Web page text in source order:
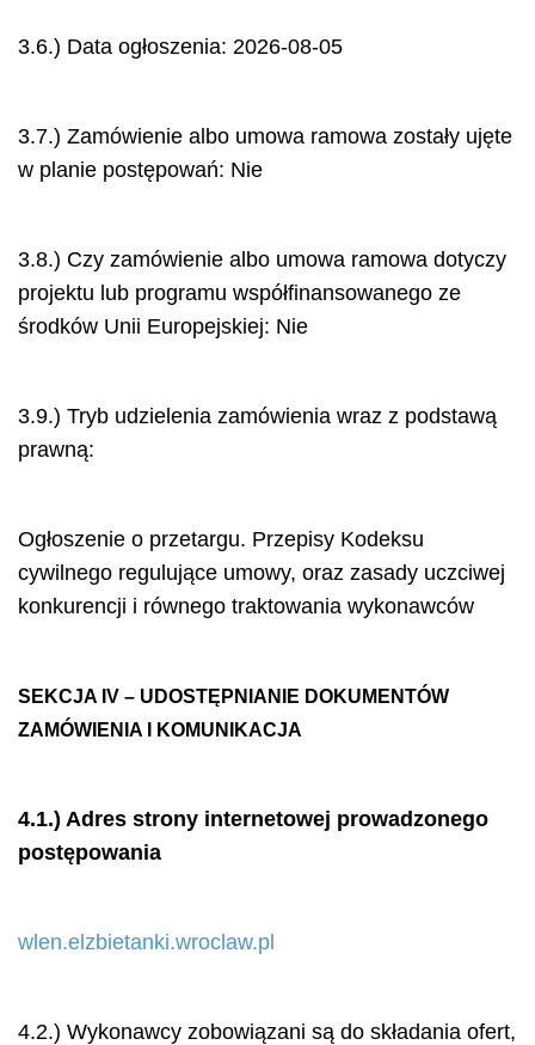
3.6.) Data ogłoszenia: 2026-08-05
3.7.) Zamówienie albo umowa ramowa zostały ujęte
w planie postępowań: Nie
3.8.) Czy zamówienie albo umowa ramowa dotyczy
projektu lub programu współfinansowanego ze
środków Unii Europejskiej: Nie
3.9.) Tryb udzielenia zamówienia wraz z podstawą
prawną:
Ogłoszenie o przetargu. Przepisy Kodeksu
cywilnego regulujące umowy, oraz zasady uczciwej
konkurencji i równego traktowania wykonawców
SEKCJA IV – UDOSTĘPNIANIE DOKUMENTÓW
ZAMÓWIENIA I KOMUNIKACJA
4.1.) Adres strony internetowej prowadzonego
postępowania
wlen.elzbietanki.wroclaw.pl
4.2.) Wykonawcy zobowiązani są do składania ofert,